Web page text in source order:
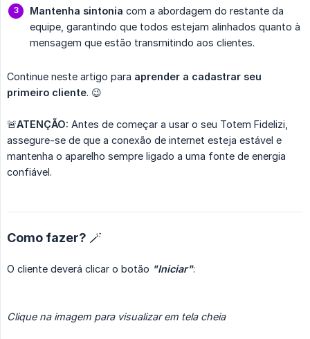
Mantenha sintonia com a abordagem do restante da
equipe, garantindo que todos estejam alinhados quanto à
mensagem que estão transmitindo aos clientes.
Continue neste artigo para aprender a cadastrar seu
primeiro cliente. 😉
🚨ATENÇÃO: Antes de começar a usar o seu Totem Fidelizi,
assegure-se de que a conexão de internet esteja estável e
mantenha o aparelho sempre ligado a uma fonte de energia
confiável.
Como fazer? 🪄
O cliente deverá clicar o botão "Iniciar":
Clique na imagem para visualizar em tela cheia